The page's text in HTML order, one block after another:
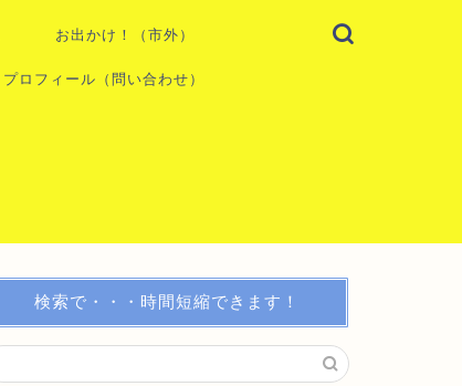
お出かけ！（市外）
プロフィール（問い合わせ）
検索で・・・時間短縮できます！